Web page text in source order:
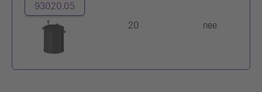
93020.05
20
nee